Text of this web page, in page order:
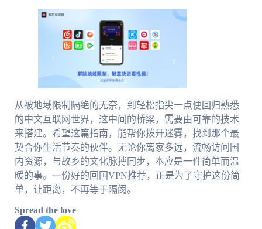
从被地域限制隔绝的无奈，到轻松指尖一点便回归熟悉
的中文互联网世界，这中间的桥梁，需要由可靠的技术
来搭建。希望这篇指南，能帮你拨开迷雾，找到那个最
契合你生活节奏的伙伴。无论你离家多远，流畅访问国
内资源，与故乡的文化脉搏同步，本应是一件简单而温
暖的事。一份好的回国VPN推荐，正是为了守护这份简
单，让距离，不再等于隔阂。
Spread the love